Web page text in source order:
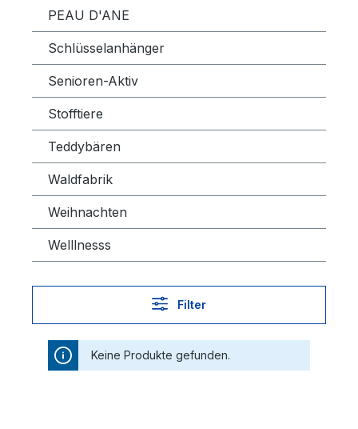
PEAU D'ANE
Schlüsselanhänger
Senioren-Aktiv
Stofftiere
Teddybären
Waldfabrik
Weihnachten
Welllnesss
Filter
Keine Produkte gefunden.